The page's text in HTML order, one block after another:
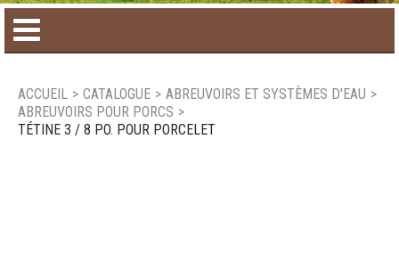
Catalogue de produit
ACCUEIL > CATALOGUE > ABREUVOIRS ET SYSTÈMES D'EAU >
ABREUVOIRS POUR PORCS >
TÉTINE 3 / 8 PO. POUR PORCELET